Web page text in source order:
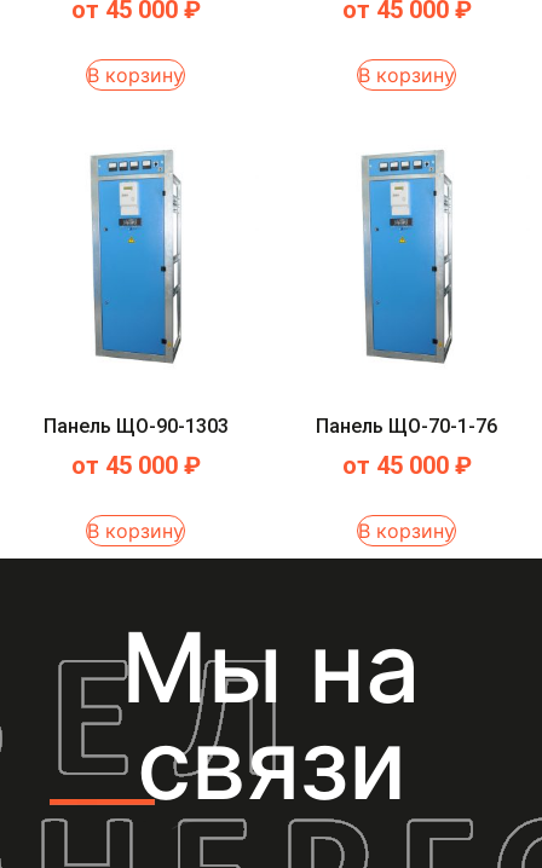
от 45 000 ₽
В корзину
от 45 000 ₽
В корзину
Панель ЩО-90-1303
от 45 000 ₽
В корзину
Панель ЩО-70-1-76
от 45 000 ₽
В корзину
Мы на
связи